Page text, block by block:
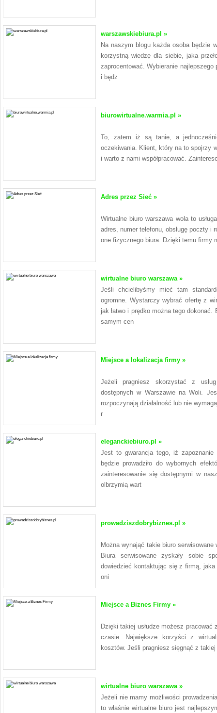
warszawskiebiura.pl »
Na naszym blogu każda osoba będzie
korzystną wiedzę dla siebie, jaka
zaprocentować. Wybieranie
i będz
biurowirtualne.warmia.pl »
To, zatem iż są tanie, a
oczekiwania. Klient, który na to spojrzy
i warto z nami współpracować.
Adres przez Sieć »
Wirtualne biuro warszawa wola to
adres, numer telefonu, obsługę poczty i
one fizycznego biura. Dzięki temu firmy
wirtualne biuro warszawa »
Jeśli chcielibyśmy mieć tam
ogromne. Wystarczy wybrać ofertę z
jak łatwo i prędko można tego
samym cen
Miejsce a lokalizacja firmy »
Jeżeli pragniesz skorzystać z
dostępnych w Warszawie na Woli.
rozpoczynają działalność lub nie
r
eleganckiebiuro.pl »
Jest to gwarancja tego, iż
będzie prowadziło do wybornych
zainteresowanie się dostępnymi w
olbrzymią wart
prowadziszdobrybiznes.pl »
Można wynająć takie biuro
Biura serwisowane zyskały sobie
dowiedzieć kontaktując się z firmą,
oni
Miejsce a Biznes Firmy »
Dzięki takiej usłudze możesz
czasie. Największe korzyści z
kosztów. Jeśli pragniesz sięgnąć z
wirtualne biuro warszawa »
Jeżeli nie mamy możliwości
to właśnie wirtualne biuro jest